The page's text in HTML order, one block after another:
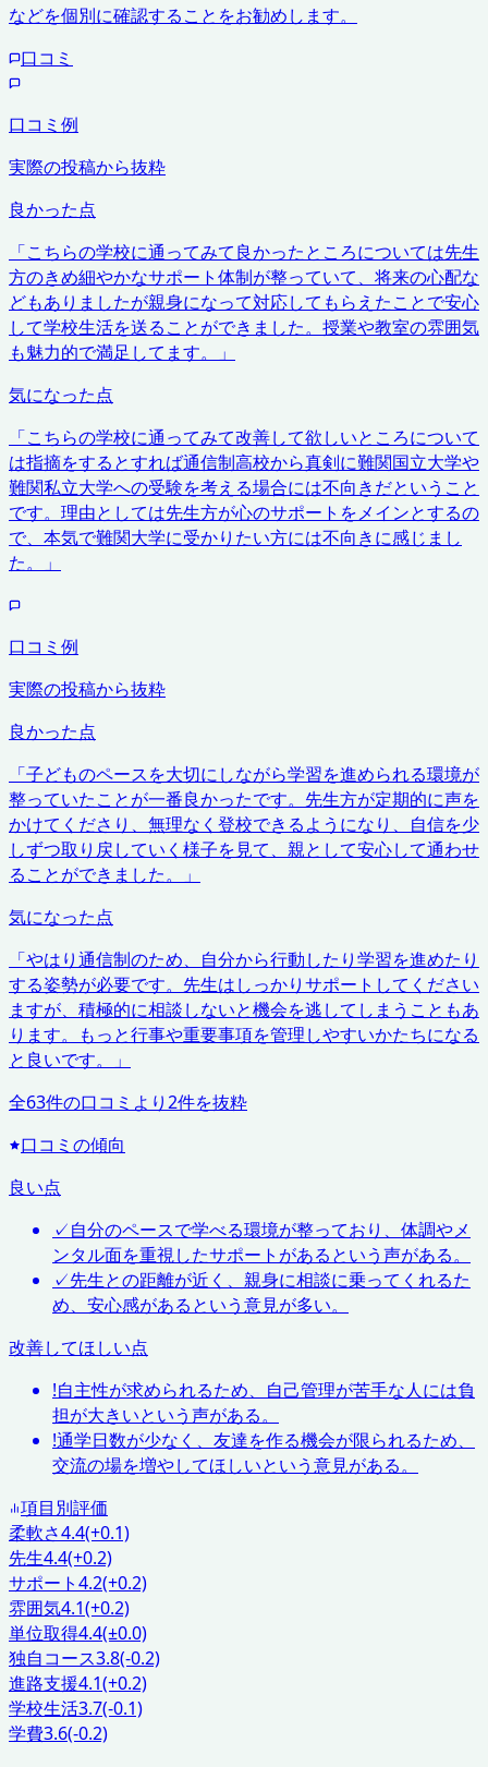
などを個別に確認することをお勧めします。
口コミ
口コミ例
実際の投稿から抜粋
良かった点
「こちらの学校に通ってみて良かったところについては先生
方のきめ細やかなサポート体制が整っていて、将来の心配な
どもありましたが親身になって対応してもらえたことで安心
して学校生活を送ることができました。授業や教室の雰囲気
も魅力的で満足してます。
」
気になった点
「こちらの学校に通ってみて改善して欲しいところについて
は指摘をするとすれば通信制高校から真剣に難関国立大学や
難関私立大学への受験を考える場合には不向きだということ
です。理由としては先生方が心のサポートをメインとするの
で、本気で難関大学に受かりたい方には不向きに感じまし
た。
」
口コミ例
実際の投稿から抜粋
良かった点
「子どものペースを大切にしながら学習を進められる環境が
整っていたことが一番良かったです。先生方が定期的に声を
かけてくださり、無理なく登校できるようになり、自信を少
しずつ取り戻していく様子を見て、親として安心して通わせ
ることができました。
」
気になった点
「やはり通信制のため、自分から行動したり学習を進めたり
する姿勢が必要です。先生はしっかりサポートしてください
ますが、積極的に相談しないと機会を逃してしまうこともあ
ります。もっと行事や重要事項を管理しやすいかたちになる
と良いです。
」
全63件の口コミより2件を抜粋
口コミの傾向
良い点
✓自分のペースで学べる環境が整っており、体調やメ
ンタル面を重視したサポートがあるという声がある。
✓先生との距離が近く、親身に相談に乗ってくれるた
め、安心感があるという意見が多い。
改善してほしい点
!自主性が求められるため、自己管理が苦手な人には負
担が大きいという声がある。
!通学日数が少なく、友達を作る機会が限られるため、
交流の場を増やしてほしいという意見がある。
項目別評価
柔軟さ4.4(+0.1)
先生4.4(+0.2)
サポート4.2(+0.2)
雰囲気4.1(+0.2)
単位取得4.4(±0.0)
独自コース3.8(-0.2)
進路支援4.1(+0.2)
学校生活3.7(-0.1)
学費3.6(-0.2)